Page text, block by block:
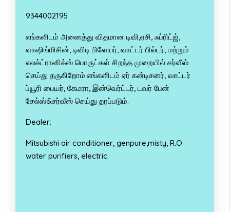
9344002195
எங்களிடம் அனைத்து விதமான டிவி,ஏசி, ஃப்ரிட்ஜ்,
வாஷிங்மிசின், டிவிடி பிளேயர், வாட்டர் பில்டர், மற்றும்
எலக்ட்ரானிக்ஸ் பொருட்கள் சிறந்த முறையில் சர்வீஸ்
செய்து தருகிறோம்.எங்களிடம் ஏர் கன்டிசனர், வாட்டர்
ப்யூரி பையர், கேமரா, இன்வெர்ட்டர், டவர் பேன்
சேல்ஸ்&சர்வீஸ் செய்து தரப்படும்.
Dealer:
Mitsubishi air conditioner, genpure,misty, R.O
water purifiers, electric.